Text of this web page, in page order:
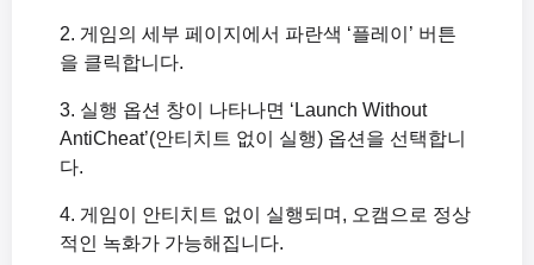
2. 게임의 세부 페이지에서 파란색 ‘플레이’ 버튼
을 클릭합니다.
3. 실행 옵션 창이 나타나면 ‘Launch Without
AntiCheat’(안티치트 없이 실행) 옵션을 선택합니
다.
4. 게임이 안티치트 없이 실행되며, 오캠으로 정상
적인 녹화가 가능해집니다.